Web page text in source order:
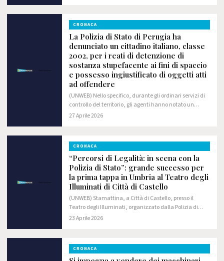
CRONACA
La Polizia di Stato di Perugia ha
denunciato un cittadino italiano, classe
2002, per i reati di detenzione di
sostanza stupefacente ai fini di spaccio
e possesso ingiustificato di oggetti atti
ad offendere
(UNWEB) Nello specifico, durante gli ordinari servizi di
controllo del territorio, gli agenti hanno notato un
veicolo sospetto mentre transitava in Via Verdi a
27 Aprile 2026
CRONACA
“Percorsi di Legalità: in scena con la
Polizia di Stato”: grande successo per
la prima tappa in Umbria al Teatro degli
Illuminati di Città di Castello
(UNWEB) Stamattina, a Città di Castello, presso il
Teatro degli Illuminati, organizzato dalla Polizia di
Stato in collaborazione con l'Ufficio Scolastico
23 Aprile 2026
CRONACA